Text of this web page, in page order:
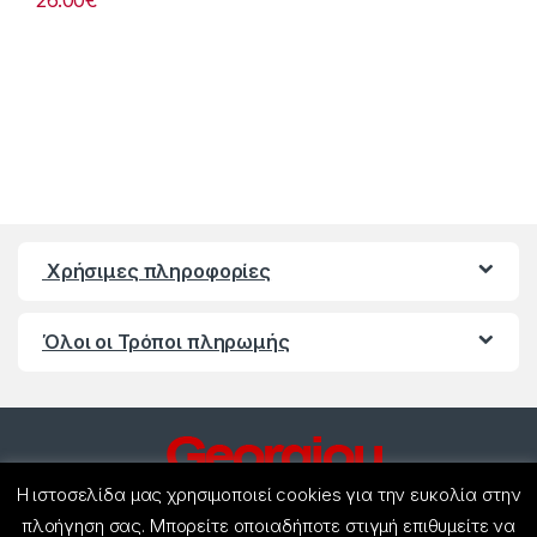
Χρήσιμες πληροφορίες
Όλοι οι Τρόποι πληρωμής
Η ιστοσελίδα μας χρησιμοποιεί cookies για την ευκολία στην
πλοήγηση σας. Μπορείτε οποιαδήποτε στιγμή επιθυμείτε να